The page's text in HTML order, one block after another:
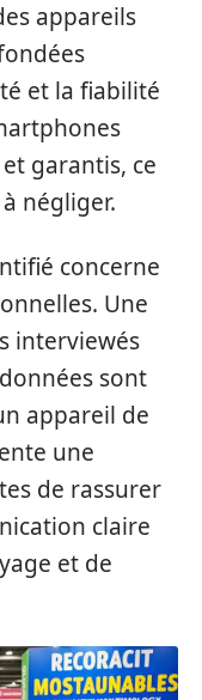
appareils
et la fiabilité
garantis, ce
négliger.
concerne
Une
interviewés
sont
appareil de
une
de rassurer
claire
et de